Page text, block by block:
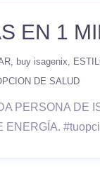
EN 1
buy isagenix
DE SALUD
PERSONA
ENERGÍA.